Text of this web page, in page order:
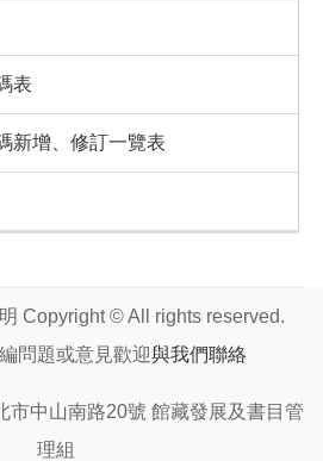
表
新增、修訂一覽表
Copyright © All rights reserved.
問題或意見歡迎與我們聯絡
市中山南路20號 館藏發展及書目管
理組